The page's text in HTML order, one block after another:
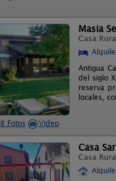
8 Fotos Video
Masia
Casa
Antigua
del siglo
reserva
locales,
Casa
Casa